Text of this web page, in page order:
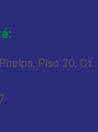
Piso 20, Of.